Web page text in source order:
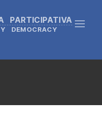
PARTICIPATIVA
DEMOCRACY